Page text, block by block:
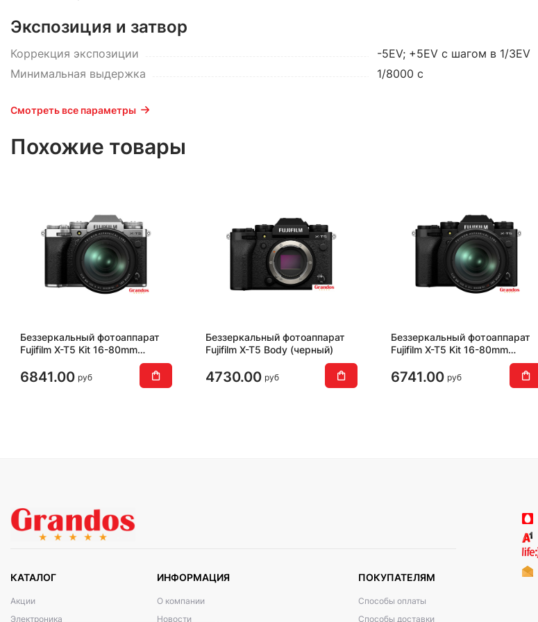
Экспозиция и затвор
Коррекция экспозиции
-5EV; +5EV с шагом в 1/3EV
Минимальная выдержка
1/8000 c
Смотреть все параметры
Похожие товары
Беззеркальный фотоаппарат
Fujifilm X-T5 Kit 16-80mm
6841.00 руб
Беззеркальный фотоаппарат
Fujifilm X-T5 Body (черный)
4730.00 руб
Беззеркальный фотоаппарат
Fujifilm X-T5 Kit 16-80mm
6741.00 руб
КАТАЛОГ
Акции
Электроника
ИНФОРМАЦИЯ
О компании
Новости
ПОКУПАТЕЛЯМ
Способы оплаты
Способы доставки